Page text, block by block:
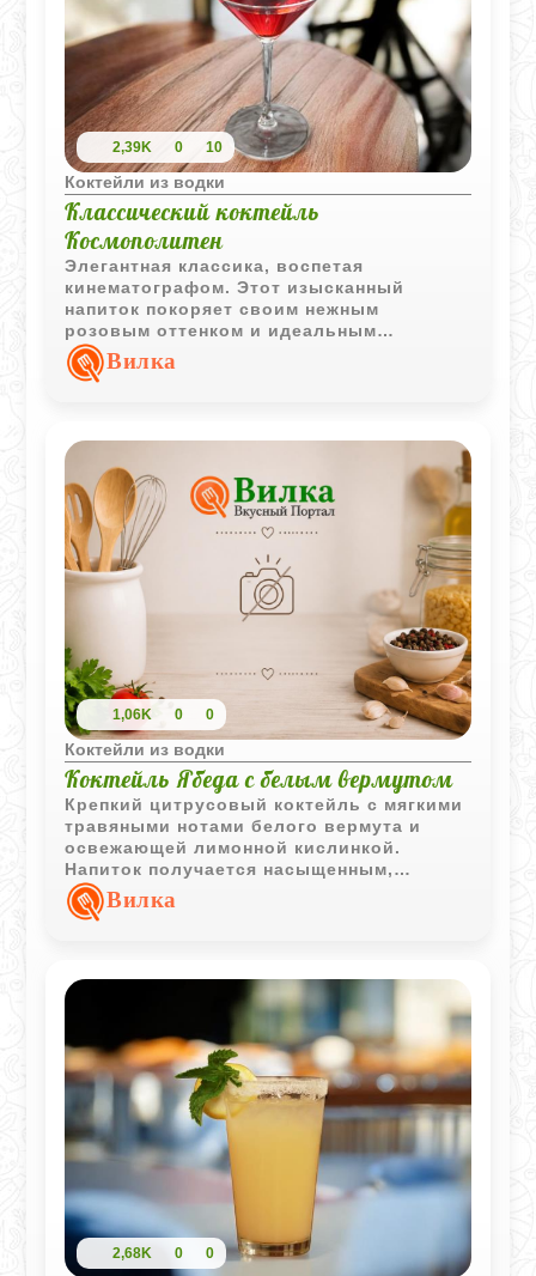
2,39K 0 10
Коктейли из водки
Классический коктейль
Космополитен
Элегантная классика, воспетая
кинематографом. Этот изысканный
напиток покоряет своим нежным
розовым оттенком и идеальным
балансом между ягодной кислинкой и
цитрусовой сладостью.
Вилка
1,06K 0 0
Коктейли из водки
Коктейль Ябеда с белым вермутом
Крепкий цитрусовый коктейль с мягкими
травяными нотами белого вермута и
освежающей лимонной кислинкой.
Напиток получается насыщенным,
прохладным и хорошо подходит для
подачи в компании.
Вилка
2,68K 0 0